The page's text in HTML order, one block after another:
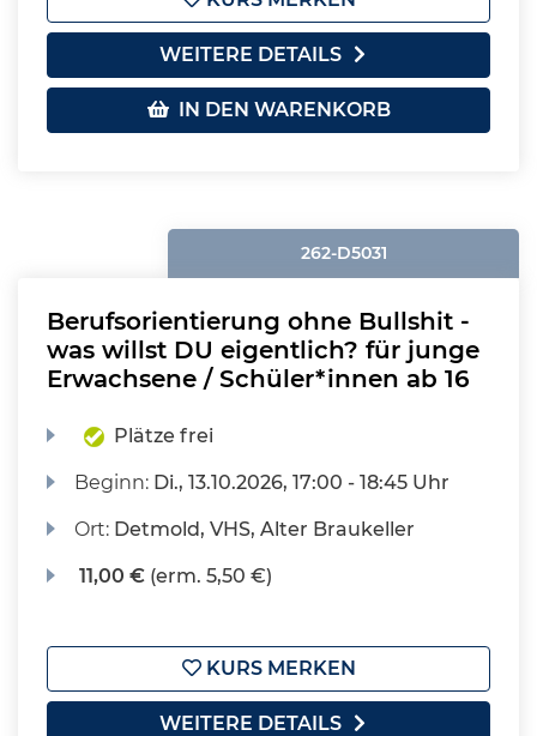
WEITERE DETAILS
IN DEN WARENKORB
262-D5031
Berufsorientierung ohne Bullshit -
was willst DU eigentlich? für junge
Erwachsene / Schüler*innen ab 16
Plätze frei
Beginn: Di., 13.10.2026, 17:00 - 18:45 Uhr
Ort: Detmold, VHS, Alter Braukeller
11,00 € (erm. 5,50 €)
KURS MERKEN
WEITERE DETAILS